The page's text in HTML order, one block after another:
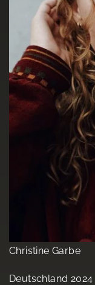
Christine Garbe
Deutschland 2024